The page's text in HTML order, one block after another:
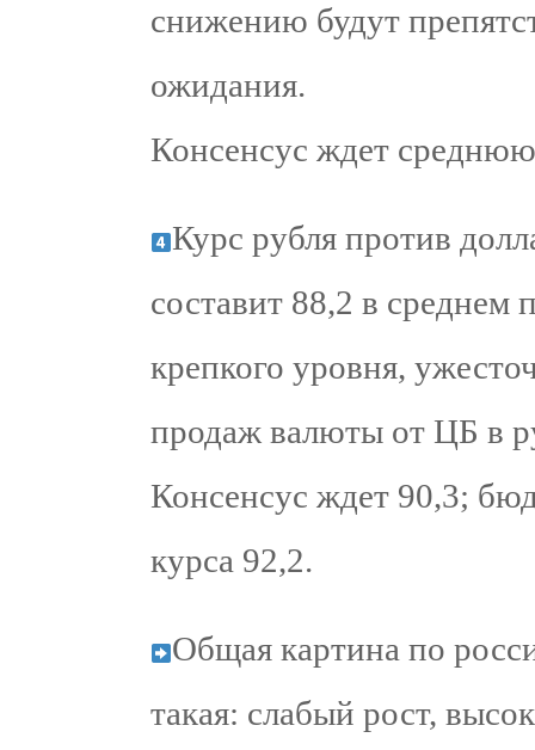
снижению будут
ожидания.
Консенсус ждет
Курс рубля против
составит 88,2 в среднем
крепкого уровня,
продаж валюты от ЦБ в
Консенсус ждет 90,3;
курса 92,2.
Общая картина по
такая: слабый рост,